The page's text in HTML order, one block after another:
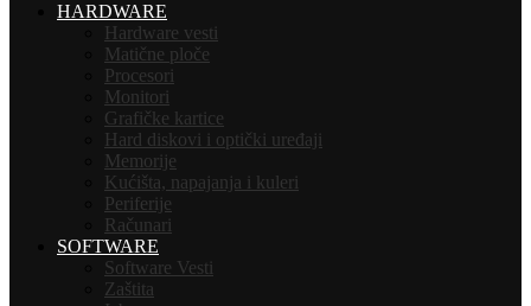
HARDWARE
Hardware vesti
Matične ploče
Procesori
Monitori
Grafičke kartice
Hard diskovi i optički uređaji
Memorije
Kućišta, napajanja i kuleri
Periferije
Računari
SOFTWARE
Software Vesti
Zaštita